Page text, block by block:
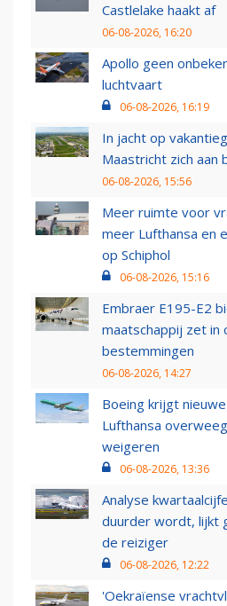
Castlelake haakt af
06-08-2026, 16:20
Apollo geen
luchtvaart
06-08-2026, 16:19
In jacht op
Maastricht zich aan
06-08-2026, 15:56
Meer ruimte voor
meer Lufthansa en
op Schiphol
06-08-2026, 15:16
Embraer E195-E2
maatschappij zet in
bestemmingen
06-08-2026, 14:27
Boeing krijgt
Lufthansa
weigeren
06-08-2026, 13:36
Analyse
duurder wordt, lijkt
de reiziger
06-08-2026, 12:22
'Oekraïense